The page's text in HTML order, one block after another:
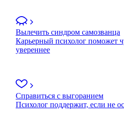
Вылечить синдром самозванца
Карьерный психолог поможет
увереннее
Справиться с выгоранием
Психолог поддержит, если не